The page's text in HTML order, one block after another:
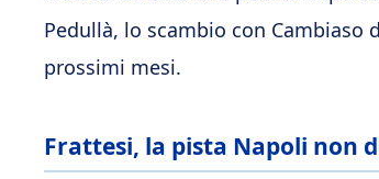
Pedullà, lo scambio con Cambiaso
prossimi mesi.
Frattesi, la pista Napoli non